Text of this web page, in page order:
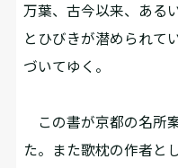
万葉、古今以来、ある
とひびきが潜められて
づいてゆく。
この書が京都の名所
た。また歌枕の作者と